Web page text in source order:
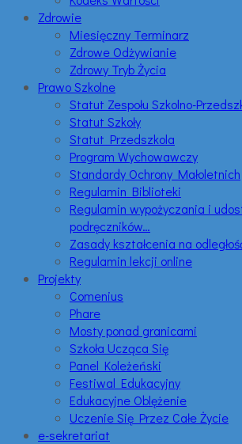
Zdrowie
Miesięczny Terminarz
Zdrowe Odżywianie
Zdrowy Tryb Życia
Prawo Szkolne
Statut Zespołu Szkolno-
Statut Szkoły
Statut Przedszkola
Program Wychowawczy
Standardy Ochrony Małoletnich
Regulamin Biblioteki
Regulamin wypożyczania i
podręczników…
Zasady kształcenia na
Regulamin lekcji online
Projekty
Comenius
Phare
Mosty ponad granicami
Szkoła Ucząca Się
Panel Koleżeński
Festiwal Edukacyjny
Edukacyjne Oblężenie
Uczenie Się Przez Całe Życie
e-sekretariat